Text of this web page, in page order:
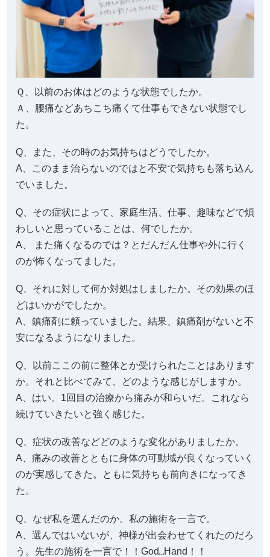
Ｑ、以前のお体はどのような状態でしたか。
Ａ、 腰痛などあちこち痛くて仕事もできない状態でし
た。
Q、また、その時のお気持ちはどうでしたか。
A、このまま治らないのではと不安で気持ちも落ち込ん
でいました。
Q、その症状によって、家庭生活、仕事、趣味などで煩
わしいと思っていることは、何でしたか。
A、 また痛くなるのでは？とだんだん仕事や外に行く
のが怖くなってました。
Q、それに対して何か対処はしましたか。その効果のほ
どはいかがでしたか。
A、鎮痛剤に頼っていました。結果、鎮痛剤がないと不
安になるようになりました。
Q、以前ここの前に整体とか受けられたことはあります
か。それと比べてみて、どのような感じがしますか。
A、はい。1回目の治療から痛みが和らいだ。これなら
続けていきたいと強く感じた。
Q、症状の改善などどのような変化がありましたか。
A、痛みの改善とともに身体の可動域が良くなっていく
のが実感してきた。ともに気持ちも前向きになってき
た。
Q、なぜ私を選んだのか。私の施術を一言で。
A、選んではいないが、神様が出会わせてくれたのだろ
う。先生の施術を一言で！！God␣Hand！！